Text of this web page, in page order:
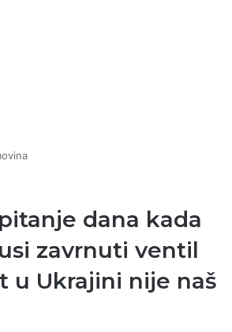
dana kada
zavrnuti ventil
u Ukrajini nije naš